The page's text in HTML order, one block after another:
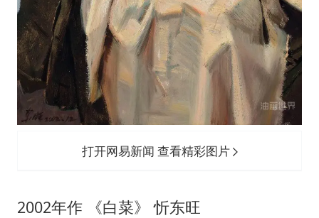
打开网易新闻 查看精彩图片
2002年作 《白菜》 忻东旺